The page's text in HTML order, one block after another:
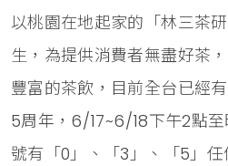
以桃園在地起家的「林三茶
生，為提供消費者無盡好茶
豐富的茶飲，目前全台已經
5周年，6/17~6/18下午2點
號有「0」、「3」、「5」